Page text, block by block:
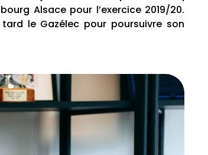
Alsace pour l’exercice 2019/20.
le Gazélec pour poursuivre son